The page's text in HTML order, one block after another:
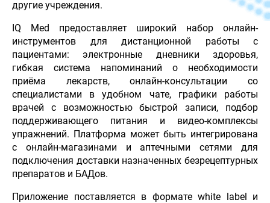
другие учреждения.
IQ Med предоставляет широкий набор онлайн-
инструментов для дистанционной работы с
пациентами: электронные дневники здоровья,
гибкая система напоминаний о необходимости
приёма лекарств, онлайн-консультации со
специалистами в удобном чате, графики работы
врачей с возможностью быстрой записи, подбор
поддерживающего питания и видео-комплексы
упражнений. Платформа может быть интегрирована
с онлайн-магазинами и аптечными сетями для
подключения доставки назначенных безрецептурных
препаратов и БАДов.
Приложение поставляется в формате white label и